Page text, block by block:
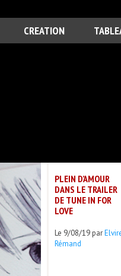
CREATION
PLEIN D’AMOUR
DANS LE TRAILER
DE TUNE IN FOR
LOVE
Le 9/08/19 par
Rémand